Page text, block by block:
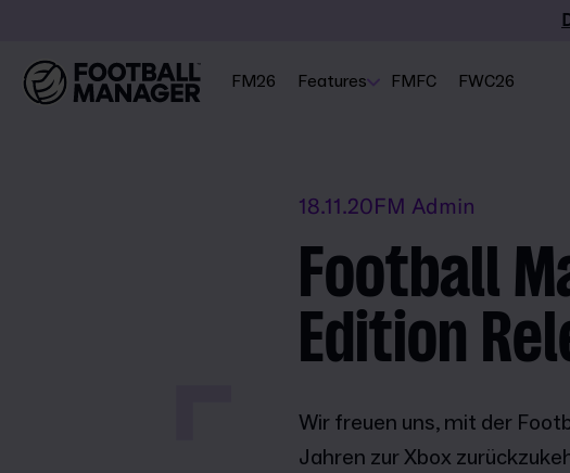
FM26 Features FMFC FWC26
18.11.20FM Admin
Football
Edition
Wir freuen uns, mit der
Jahren zur Xbox